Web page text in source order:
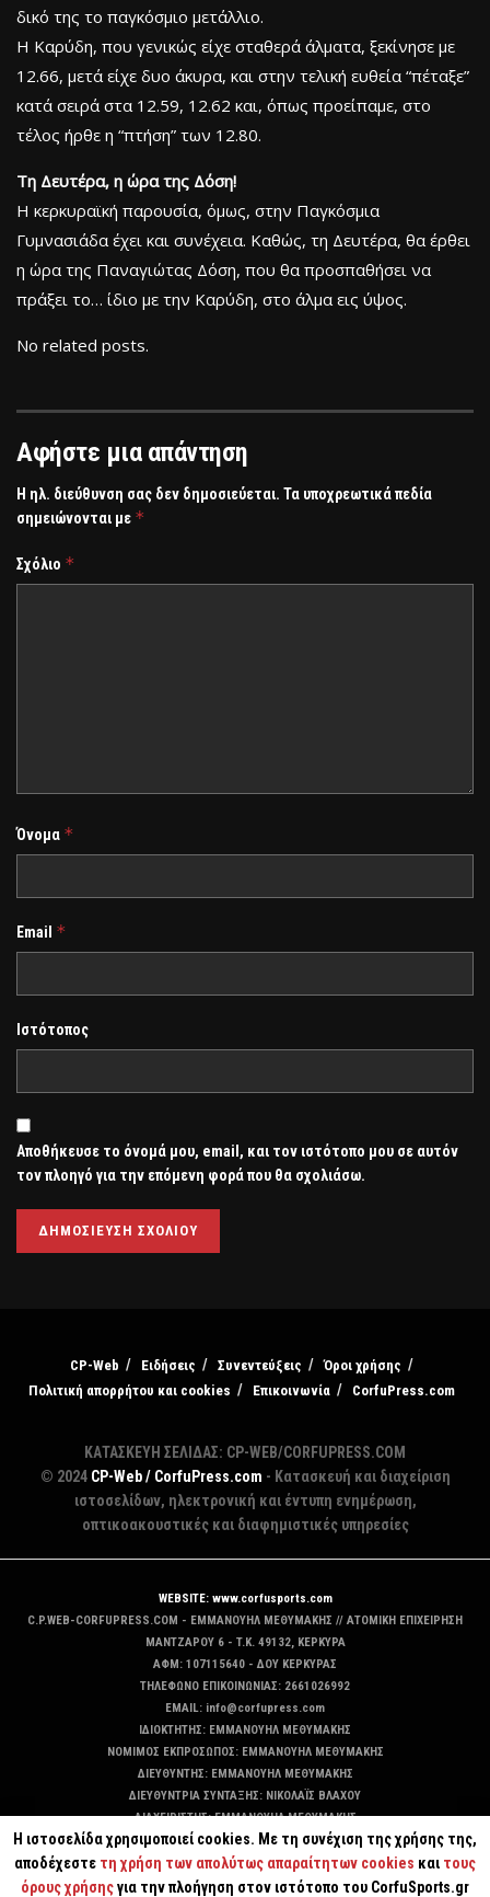
δικό της το παγκόσμιο μετάλλιο.
Η Καρύδη, που γενικώς είχε σταθερά άλματα, ξεκίνησε με
12.66, μετά είχε δυο άκυρα, και στην τελική ευθεία “πέταξε”
κατά σειρά στα 12.59, 12.62 και, όπως προείπαμε, στο
τέλος ήρθε η “πτήση” των 12.80.
Τη Δευτέρα, η ώρα της Δόση!
Η κερκυραϊκή παρουσία, όμως, στην Παγκόσμια
Γυμνασιάδα έχει και συνέχεια. Καθώς, τη Δευτέρα, θα έρθει
η ώρα της Παναγιώτας Δόση, που θα προσπαθήσει να
πράξει το… ίδιο με την Καρύδη, στο άλμα εις ύψος.
No related posts.
Αφήστε μια απάντηση
Η ηλ. διεύθυνση σας δεν δημοσιεύεται. Τα υποχρεωτικά πεδία
σημειώνονται με *
Σχόλιο *
Όνομα *
Email *
Ιστότοπος
Αποθήκευσε το όνομά μου, email, και τον ιστότοπο μου σε αυτόν
τον πλοηγό για την επόμενη φορά που θα σχολιάσω.
CP-Web Ειδήσεις Συνεντεύξεις
Όροι χρήσης
Πολιτική απορρήτου και cookies
Επικοινωνία CorfuPress.com
ΚΑΤΑΣΚΕΥΗ ΣΕΛΙΔΑΣ: CP-WEB/CORFUPRESS.COM
© 2024 CP-Web / CorfuPress.com - Κατασκευή και διαχείριση
ιστοσελίδων, ηλεκτρονική και έντυπη ενημέρωση,
οπτικοακουστικές και διαφημιστικές υπηρεσίες
WEBSITE: www.corfusports.com
C.P.WEB-CORFUPRESS.COM - ΕΜΜΑΝΟΥΗΛ ΜΕΘΥΜΑΚΗΣ // ΑΤΟΜΙΚΗ ΕΠΙΧΕΙΡΗΣΗ
MANTZAΡΟΥ 6 - T.K. 49132, ΚΕΡΚΥΡΑ
ΑΦΜ: 107115640 - ΔΟΥ ΚΕΡΚΥΡΑΣ
ΤΗΛΕΦΩΝΟ ΕΠΙΚΟΙΝΩΝΙΑΣ: 2661026992
EMAIL: info@corfupress.com
ΙΔΙΟΚΤΗΤΗΣ: EMMANOYΗΛ ΜΕΘΥΜΑΚΗΣ
ΝΟΜΙΜΟΣ ΕΚΠΡΟΣΩΠΟΣ: EMMANOYΗΛ ΜΕΘΥΜΑΚΗΣ
ΔΙΕΥΘΥΝΤΗΣ: EMMANOYΗΛ ΜΕΘΥΜΑΚΗΣ
ΔΙΕΥΘΥΝΤΡΙΑ ΣΥΝΤΑΞΗΣ: ΝΙΚΟΛΑΪΣ ΒΛΑΧΟΥ
ΔΙΑΧΕΙΡΙΣΤΗΣ: EMMANOYΗΛ ΜΕΘΥΜΑΚΗΣ
ΔΙΚΑΙΟΥΧΟΣ DOMAIN: ΕΜΜΑΝΟΥΗΛ ΜΕΘΥΜΑΚΗΣ
Η ιστοσελίδα χρησιμοποιεί cookies. Με τη συνέχιση της χρήσης της,
αποδέχεστε τη χρήση των απολύτως απαραίτητων cookies και τους
όρους χρήσηςγια την πλοήγηση στον ιστότοπο του CorfuSports.gr